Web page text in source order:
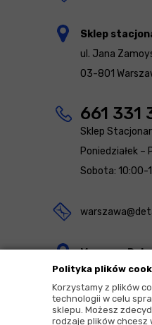
Polityka plików
Korzystamy z plików
technologii w celu
sklepu. Możesz
rodzaje plików chcesz
Sklep
ul. Jana
03-801
661 331
Sklep
Poniedziałek –
Sobota: 10:00-
Magazyn
Nomos Sp. z o.o.
ul. Agrestowa 1
83-010 Rekcin